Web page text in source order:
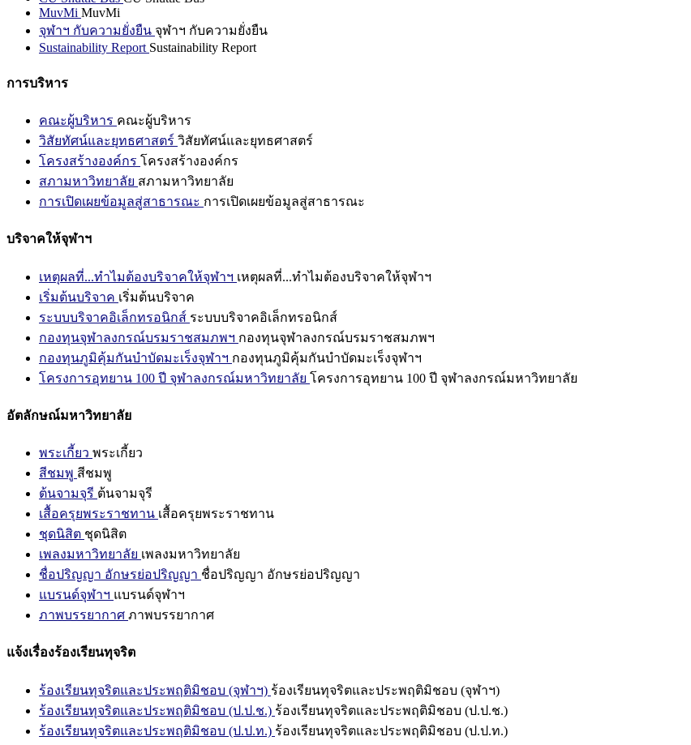
MuvMi MuvMi
จุฬาฯ กับความยั่งยืน จุฬาฯ กับความยั่งยืน
Sustainability Report Sustainability Report
การบริหาร
คณะผู้บริหาร คณะผู้บริหาร
วิสัยทัศน์และยุทธศาสตร์ วิสัยทัศน์และยุทธศาสตร์
โครงสร้างองค์กร โครงสร้างองค์กร
สภามหาวิทยาลัย สภามหาวิทยาลัย
การเปิดเผยข้อมูลสู่สาธารณะ การเปิดเผยข้อมูลสู่สาธารณะ
บริจาคให้จุฬาฯ
เหตุผลที่...ทำไมต้องบริจาคให้จุฬาฯ เหตุผลที่...ทำไมต้องบริจาคให้จุฬาฯ
เริ่มต้นบริจาค เริ่มต้นบริจาค
ระบบบริจาคอิเล็กทรอนิกส์ ระบบบริจาคอิเล็กทรอนิกส์
กองทุนจุฬาลงกรณ์บรมราชสมภพฯ กองทุนจุฬาลงกรณ์บรมราชสมภพฯ
กองทุนภูมิคุ้มกันบำบัดมะเร็งจุฬาฯ กองทุนภูมิคุ้มกันบำบัดมะเร็งจุฬาฯ
โครงการอุทยาน 100 ปี จุฬาลงกรณ์มหาวิทยาลัย โครงการอุทยาน 100 ปี จุฬาลงกรณ์มหาวิทยาลัย
อัตลักษณ์มหาวิทยาลัย
พระเกี้ยว พระเกี้ยว
สีชมพู สีชมพู
ต้นจามจุรี ต้นจามจุรี
เสื้อครุยพระราชทาน เสื้อครุยพระราชทาน
ชุดนิสิต ชุดนิสิต
เพลงมหาวิทยาลัย เพลงมหาวิทยาลัย
ชื่อปริญญา อักษรย่อปริญญา ชื่อปริญญา อักษรย่อปริญญา
แบรนด์จุฬาฯ แบรนด์จุฬาฯ
ภาพบรรยากาศ ภาพบรรยากาศ
แจ้งเรื่องร้องเรียนทุจริต
ร้องเรียนทุจริตและประพฤติมิชอบ (จุฬาฯ) ร้องเรียนทุจริตและประพฤติมิชอบ (จุฬาฯ)
ร้องเรียนทุจริตและประพฤติมิชอบ (ป.ป.ช.) ร้องเรียนทุจริตและประพฤติมิชอบ (ป.ป.ช.)
ร้องเรียนทุจริตและประพฤติมิชอบ (ป.ป.ท.) ร้องเรียนทุจริตและประพฤติมิชอบ (ป.ป.ท.)